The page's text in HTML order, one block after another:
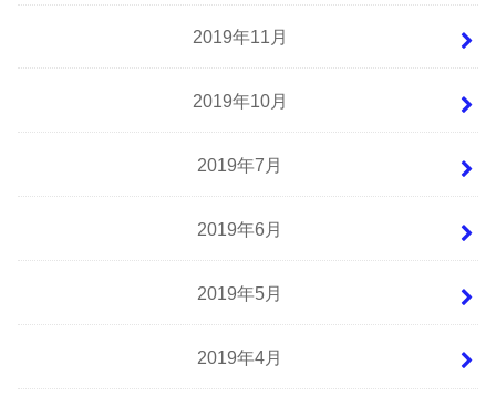
2019年11月
2019年10月
2019年7月
2019年6月
2019年5月
2019年4月